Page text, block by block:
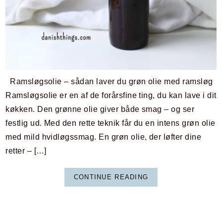
Ramsløgsolie – sådan laver du grøn olie med ramsløg
Ramsløgsolie er en af de forårsfine ting, du kan lave i dit
køkken. Den grønne olie giver både smag – og ser
festlig ud. Med den rette teknik får du en intens grøn olie
med mild hvidløgssmag. En grøn olie, der løfter dine
retter – […]
CONTINUE READING